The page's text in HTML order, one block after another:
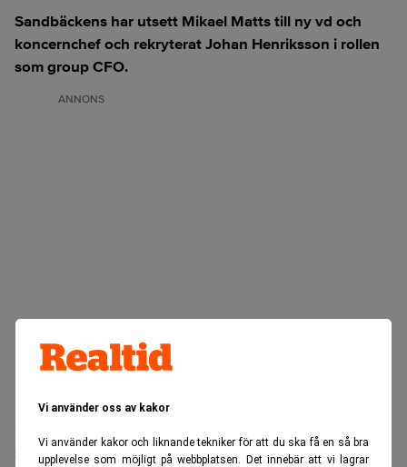
Vi använder oss av kakor
Vi använder kakor och liknande tekniker för att du ska få en så bra
upplevelse som möjligt på webbplatsen. Det innebär att vi lagrar
Sandbäckens har utsett Mikael Matts till ny vd och
koncernchef och rekryterat Johan Henriksson i rollen
som group CFO.
ANNONS
rörtekniska lösningar, har utsett Mikael Matts som ny vd